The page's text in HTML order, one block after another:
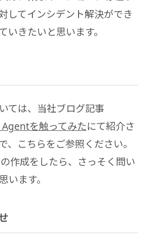
してインシデント解決ができ
いきたいと思います。
ては、当社ブログ記事
を触ってみたにて紹介さ
、こちらをご参照ください。
作成をしたら、さっそく問い
います。